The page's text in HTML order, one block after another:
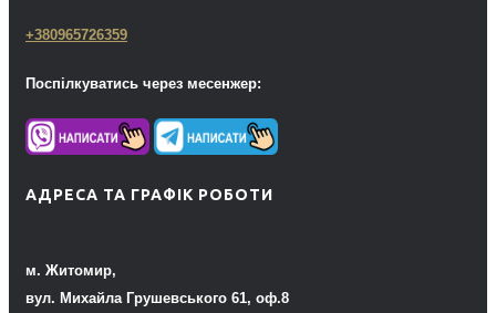
+380965726359
Поспілкуватись через месенжер:
АДРЕСА ТА ГРАФІК РОБОТИ
м. Житомир,
вул. Михайла Грушевського 61, оф.8